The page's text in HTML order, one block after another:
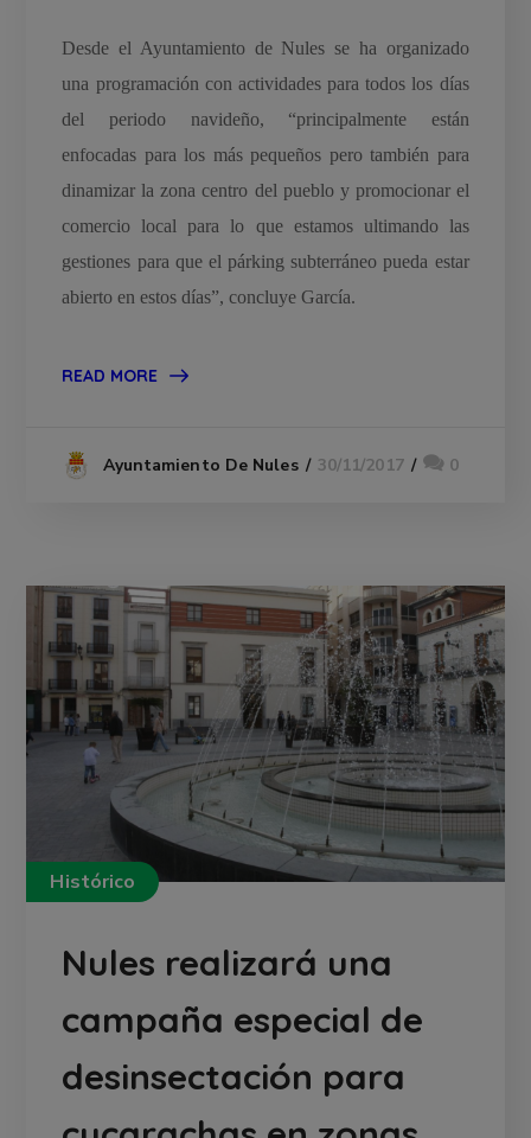
Desde el Ayuntamiento de Nules se ha organizado
una programación con actividades para todos los días
del periodo navideño, “principalmente están
enfocadas para los más pequeños pero también para
dinamizar la zona centro del pueblo y promocionar el
comercio local para lo que estamos ultimando las
gestiones para que el párking subterráneo pueda estar
abierto en estos días”, concluye García.
READ MORE
Ayuntamiento De Nules 30/11/2017 0
Histórico
Nules realizará una
campaña especial de
desinsectación para